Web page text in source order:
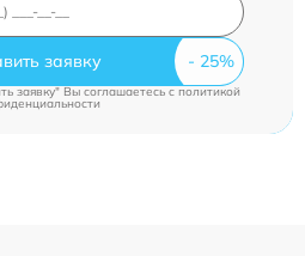
заявку
заявку" Вы соглашаетесь cполитикой